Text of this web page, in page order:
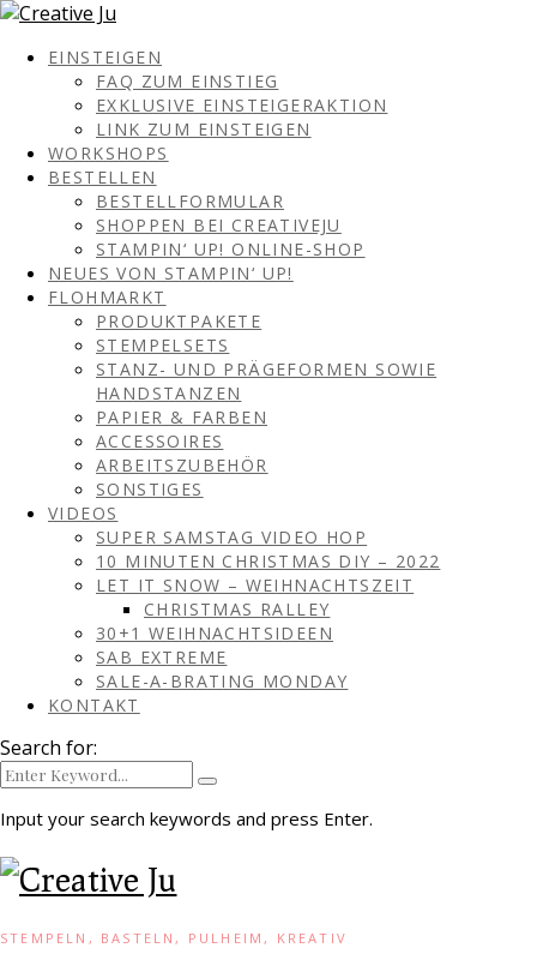
EINSTEIGEN
FAQ ZUM EINSTIEG
EXKLUSIVE EINSTEIGERAKTION
LINK ZUM EINSTEIGEN
WORKSHOPS
BESTELLEN
BESTELLFORMULAR
SHOPPEN BEI CREATIVEJU
STAMPIN‘ UP! ONLINE-SHOP
NEUES VON STAMPIN‘ UP!
FLOHMARKT
PRODUKTPAKETE
STEMPELSETS
STANZ- UND PRÄGEFORMEN SOWIE
HANDSTANZEN
PAPIER & FARBEN
ACCESSOIRES
ARBEITSZUBEHÖR
SONSTIGES
VIDEOS
SUPER SAMSTAG VIDEO HOP
10 MINUTEN CHRISTMAS DIY – 2022
LET IT SNOW – WEIHNACHTSZEIT
CHRISTMAS RALLEY
30+1 WEIHNACHTSIDEEN
SAB EXTREME
SALE-A-BRATING MONDAY
KONTAKT
Search for:
Input your search keywords and press Enter.
STEMPELN, BASTELN, PULHEIM, KREATIV